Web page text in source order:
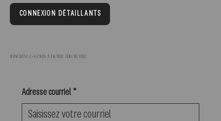
CONNEXION DÉTAILLANTS
Inscrivez-vous à notre infolettre
Adresse courriel *